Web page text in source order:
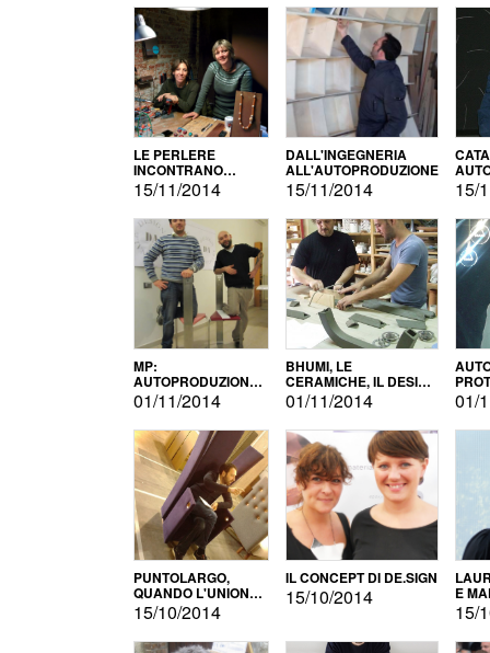
LE PERLERE
INCONTRANO
L'AUTOPRODUZIONE
15/11/2014
DALL'INGEGNERIA
ALL'AUTOPRODUZIONE
15/11/2014 15/
MP:
AUTOPRODUZIONE
E INNOVAZIONE
01/11/2014
BHUMI, LE
CERAMICHE, IL DESIGN
E L'AUTOPRODUZIONE
01/11/2014 01/
PUNTOLARGO,
QUANDO L'UNIONE
FA LA FORZA E
VINCE
15/10/2014
IL CONCEPT DI DE.SIGN
15/10/2014 E
15/